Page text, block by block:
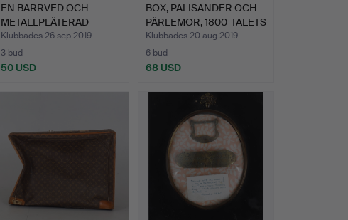
EN BARRVED OCH
METALLPLÄTERAD
BAGAGEUTRYMM…
Klubbades 26 sep 2019
3 bud
50 USD
BOX, PALISANDER OCH
PÄRLEMOR, 1800-TALETS
…
Klubbades 20 aug 2019
6 bud
68 USD